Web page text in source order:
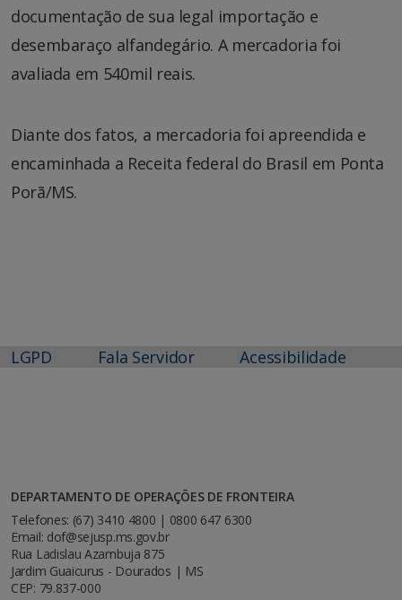
documentação de sua legal importação e
desembaraço alfandegário. A mercadoria foi
avaliada em 540mil reais.
Diante dos fatos, a mercadoria foi apreendida e
encaminhada a Receita federal do Brasil em Ponta
Porã/MS.
LGPD Fala Servidor Acessibilidade
DEPARTAMENTO DE OPERAÇÕES DE FRONTEIRA
Telefones: (67) 3410 4800 | 0800 647 6300
Email: dof@sejusp.ms.gov.br
Rua Ladislau Azambuja 875
Jardim Guaicurus - Dourados | MS
CEP: 79.837-000